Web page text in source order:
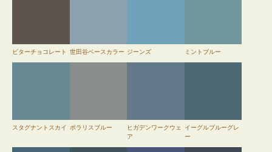
ビターチョコレート 世田谷ベースカラー ジーンズ ミントブルー
スタグナントスカイ ポラリスブルー
ヒガデンワークウェ
ア
イーグルブルーグレ
ー